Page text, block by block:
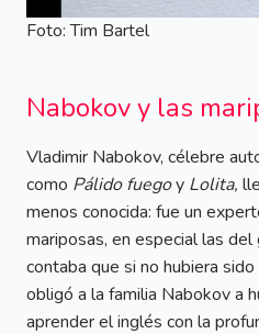
Foto: Tim Bartel
Nabokov y las
Vladimir Nabokov, célebre
como Pálido fuegoy Lolita,
menos conocida: fue un
mariposas, en especial las del
contaba que si no hubiera
obligó a la familia Nabokov a
aprender el inglés con la